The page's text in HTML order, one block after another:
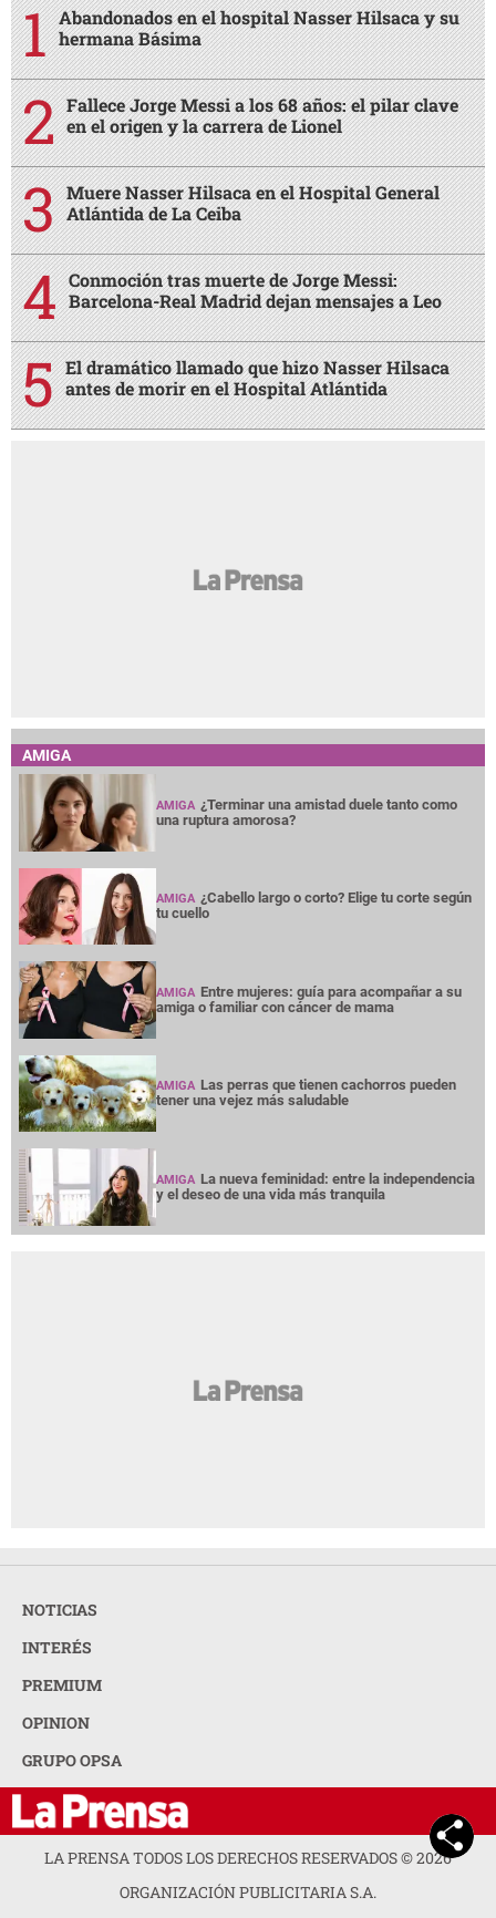
Abandonados en el hospital Nasser Hilsaca y su
hermana Básima
Fallece Jorge Messi a los 68 años: el pilar clave
en el origen y la carrera de Lionel
Muere Nasser Hilsaca en el Hospital General
Atlántida de La Ceiba
Conmoción tras muerte de Jorge Messi:
Barcelona-Real Madrid dejan mensajes a Leo
El dramático llamado que hizo Nasser Hilsaca
antes de morir en el Hospital Atlántida
AMIGA
AMIGA ¿Terminar una amistad duele tanto como
una ruptura amorosa?
AMIGA ¿Cabello largo o corto? Elige tu corte según
tu cuello
AMIGA Entre mujeres: guía para acompañar a su
amiga o familiar con cáncer de mama
AMIGA Las perras que tienen cachorros pueden
tener una vejez más saludable
AMIGA La nueva feminidad: entre la independencia
y el deseo de una vida más tranquila
NOTICIAS
INTERÉS
PREMIUM
OPINION
GRUPO OPSA
LA PRENSA TODOS LOS DERECHOS RESERVADOS ©2026
ORGANIZACIÓN PUBLICITARIA S.A.